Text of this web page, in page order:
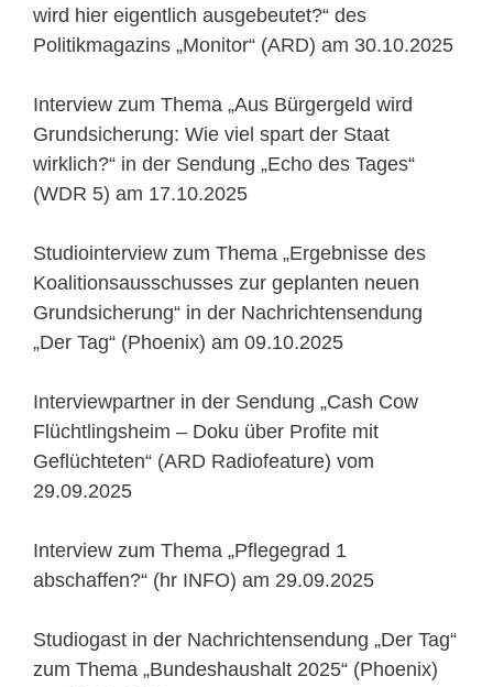
wird hier eigentlich ausgebeutet?“ des
Politikmagazins „Monitor“ (ARD) am 30.10.2025
Interview zum Thema „Aus Bürgergeld wird
Grundsicherung: Wie viel spart der Staat
wirklich?“ in der Sendung „Echo des Tages“
(WDR 5) am 17.10.2025
Studiointerview zum Thema „Ergebnisse des
Koalitionsausschusses zur geplanten neuen
Grundsicherung“ in der Nachrichtensendung
„Der Tag“ (Phoenix) am 09.10.2025
Interviewpartner in der Sendung „Cash Cow
Flüchtlingsheim – Doku über Profite mit
Geflüchteten“ (ARD Radiofeature) vom
29.09.2025
Interview zum Thema „Pflegegrad 1
abschaffen?“ (hr INFO) am 29.09.2025
Studiogast in der Nachrichtensendung „Der Tag“
zum Thema „Bundeshaushalt 2025“ (Phoenix)